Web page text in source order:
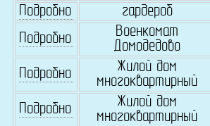
Подробно
гардероб
Подробно
Военкомат
Домодедово
Подробно
Жилой дом
многоквартирный
Подробно
Жилой дом
многоквартирный